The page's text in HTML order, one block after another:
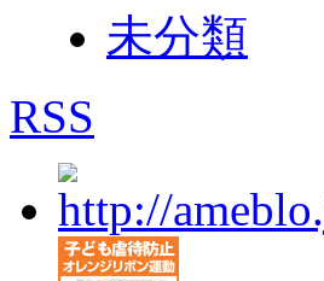
未分類
RSS